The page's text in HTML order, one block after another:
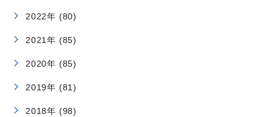
2022年 (80)
2021年 (85)
2020年 (85)
2019年 (81)
2018年 (98)